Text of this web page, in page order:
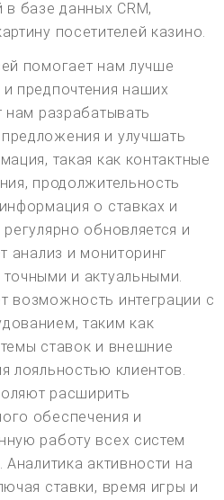
в базе данных CRM,
посетителей казино.
помогает нам лучше
предпочтения наших
нам разрабатывать
и улучшать
такая как контактные
продолжительность
о ставках и
обновляется и
анализ и мониторинг
и актуальными.
возможность интеграции с
таким как
ставок и внешние
лояльностью клиентов.
расширить
обеспечения и
работу всех систем
активности на
ставки, время игры и